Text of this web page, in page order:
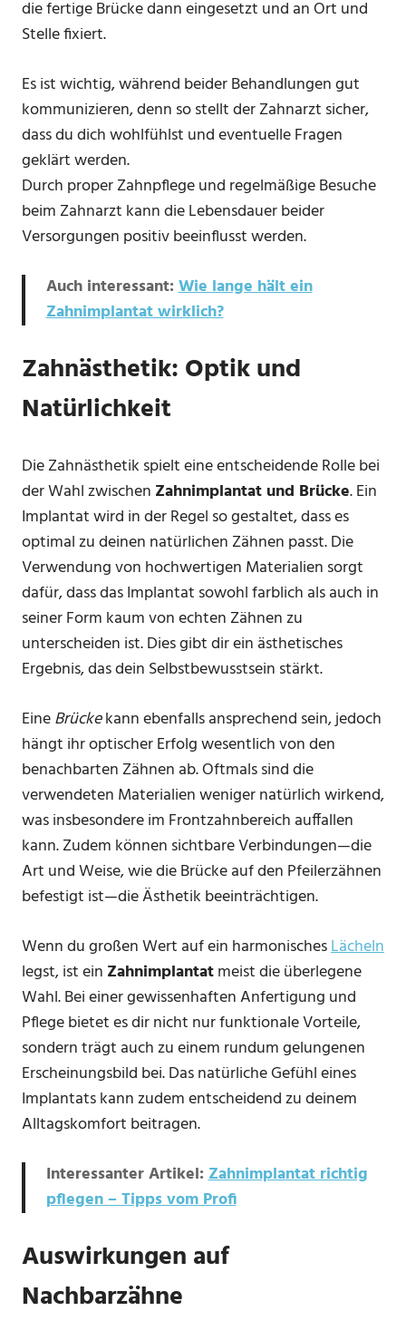
die fertige Brücke dann eingesetzt und an Ort und
Stelle fixiert.
Es ist wichtig, während beider Behandlungen gut
kommunizieren, denn so stellt der Zahnarzt sicher,
dass du dich wohlfühlst und eventuelle Fragen
geklärt werden.
Durch proper Zahnpflege und regelmäßige Besuche
beim Zahnarzt kann die Lebensdauer beider
Versorgungen positiv beeinflusst werden.
Auch interessant:Wie lange hält ein
Zahnimplantat wirklich?
Zahnästhetik: Optik und
Natürlichkeit
Die Zahnästhetik spielt eine entscheidende Rolle bei
der Wahl zwischen Zahnimplantat und Brücke. Ein
Implantat wird in der Regel so gestaltet, dass es
optimal zu deinen natürlichen Zähnen passt. Die
Verwendung von hochwertigen Materialien sorgt
dafür, dass das Implantat sowohl farblich als auch in
seiner Form kaum von echten Zähnen zu
unterscheiden ist. Dies gibt dir ein ästhetisches
Ergebnis, das dein Selbstbewusstsein stärkt.
EineBrückekann ebenfalls ansprechend sein, jedoch
hängt ihr optischer Erfolg wesentlich von den
benachbarten Zähnen ab. Oftmals sind die
verwendeten Materialien weniger natürlich wirkend,
was insbesondere im Frontzahnbereich auffallen
kann. Zudem können sichtbare Verbindungen—die
Art und Weise, wie die Brücke auf den Pfeilerzähnen
befestigt ist—die Ästhetik beeinträchtigen.
Wenn du großen Wert auf ein harmonischesLächeln
legst, ist ein Zahnimplantatmeist die überlegene
Wahl. Bei einer gewissenhaften Anfertigung und
Pflege bietet es dir nicht nur funktionale Vorteile,
sondern trägt auch zu einem rundum gelungenen
Erscheinungsbild bei. Das natürliche Gefühl eines
Implantats kann zudem entscheidend zu deinem
Alltagskomfort beitragen.
Interessanter Artikel:Zahnimplantat richtig
pflegen – Tipps vom Profi
Auswirkungen auf
Nachbarzähne